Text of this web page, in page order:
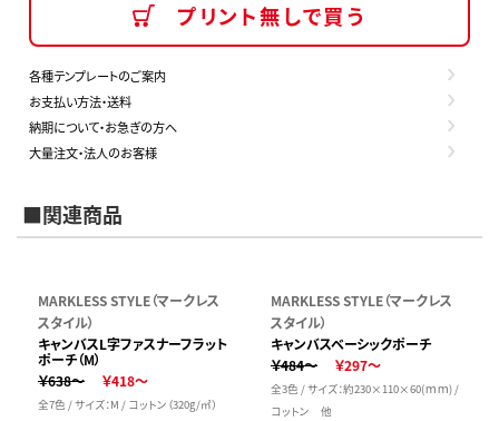
プリント無しで買う
各種テンプレートのご案内
お支払い方法・送料
納期について・お急ぎの方へ
大量注文・法人のお客様
■関連商品
MARKLESS STYLE（マークレス
スタイル）
キャンバスL字ファスナーフラット
ポーチ（M）
￥638～
￥418～
全7色 / サイズ：M / コットン（320g/㎡）
MARKLESS STYLE（マークレス
スタイル）
キャンバスベーシックポーチ
￥484～
￥297～
全3色 / サイズ：約230×110×60(ｍｍ) /
コットン 他